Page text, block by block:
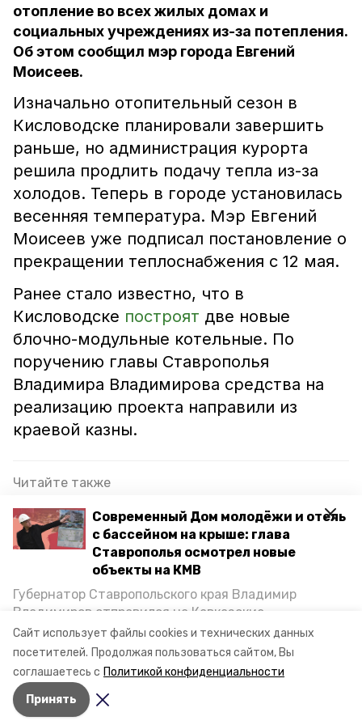
Сайт использует файлы cookies и технических данных
посетителей. Продолжая пользоваться сайтом, Вы
соглашаетесь с Политикой конфиденциальности
Принять
Современный Дом молодёжи и отель
с бассейном на крыше: глава
Ставрополья осмотрел новые
объекты на КМВ
Губернатор Ставропольского края Владимир
Владимиров отправился на Кавказские
Минеральные Воды, чтобы проинспектировать
строительство объектов в Кисловодске и
Минводах, а также выслушать предложения о
постройке новых точек притяжения для местных
жителей. Подробнее — в материале «Победы26».
отопление во всех жилых домах и
социальных учреждениях из-за потепления.
Об этом сообщил мэр города Евгений
Моисеев.
Изначально отопительный сезон в
Кисловодске планировали завершить
раньше, но администрация курорта
решила продлить подачу тепла из-за
холодов. Теперь в городе установилась
весенняя температура. Мэр Евгений
Моисеев уже подписал постановление о
прекращении теплоснабжения с 12 мая.
Ранее стало известно, что в
Кисловодске построят две новые
блочно-модульные котельные. По
поручению главы Ставрополья
Владимира Владимирова средства на
реализацию проекта направили из
краевой казны.
Читайте также
Ремонт главной котельной города
запланировали в Кисловодске
Ремонт котельных в Кисловодске обеспечил
стабильным отоплением более 100 домов
Губернатор Ставрополья обсудил с главой
российской компании вопросы газификации
кисловодск